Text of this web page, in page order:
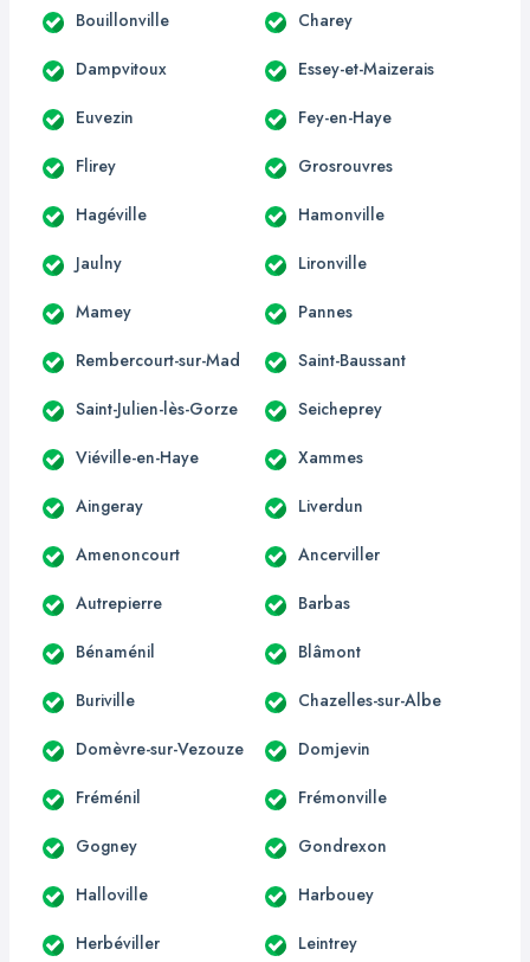
Bouillonville Charey
Dampvitoux Essey-et-Maizerais
Euvezin Fey-en-Haye
Flirey Grosrouvres
Hagéville Hamonville
Jaulny Lironville
Mamey Pannes
Rembercourt-sur-Mad Saint-Baussant
Saint-Julien-lès-Gorze Seicheprey
Viéville-en-Haye Xammes
Aingeray Liverdun
Amenoncourt Ancerviller
Autrepierre Barbas
Bénaménil Blâmont
Buriville Chazelles-sur-Albe
Domèvre-sur-Vezouze Domjevin
Fréménil Frémonville
Gogney Gondrexon
Halloville Harbouey
Herbéviller Leintrey